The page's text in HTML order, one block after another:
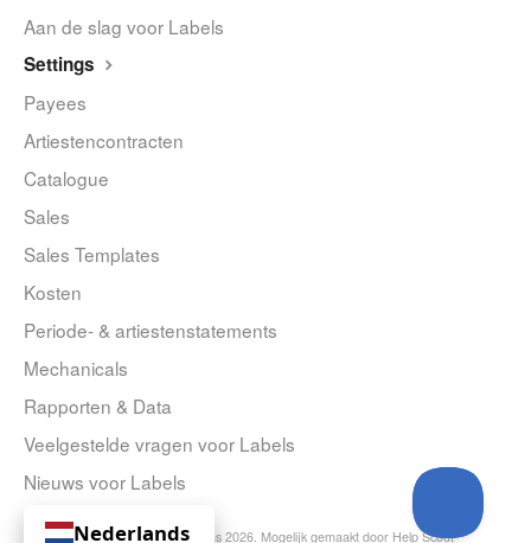
Aan de slag voor Labels
Settings
Payees
Artiestencontracten
Catalogue
Sales
Sales Templates
Kosten
Periode- & artiestenstatements
Mechanicals
Rapporten & Data
Veelgestelde vragen voor Labels
Nieuws voor Labels
© Curve Royalty Systems 2026. Mogelijk gemaakt door Help Scout
Nederlands